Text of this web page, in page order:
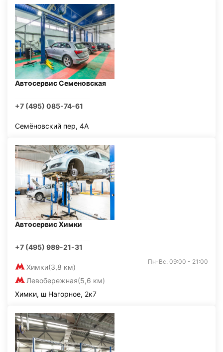
Автосервис Семеновская
+7 (495) 085-74-61
Семёновский пер, 4А
Автосервис Химки
+7 (495) 989-21-31
Химки(3,8 км)
Левобережная(5,6 км)
Пн-Вс: 09:00 - 21:00
Химки, ш Нагорное, 2к7